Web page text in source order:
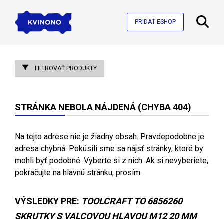
PRIDAŤ ESHOP
FILTROVAŤ PRODUKTY
STRÁNKA NEBOLA NÁJDENÁ (CHYBA 404)
Na tejto adrese nie je žiadny obsah. Pravdepodobne je
adresa chybná. Pokúsili sme sa nájsť stránky, ktoré by
mohli byť podobné. Vyberte si z nich. Ak si nevyberiete,
pokračujte na hlavnú stránku, prosím.
VÝSLEDKY PRE: TOOLCRAFT TO 6856260
SKRUTKY S VALCOVOU HLAVOU M12 20 MM